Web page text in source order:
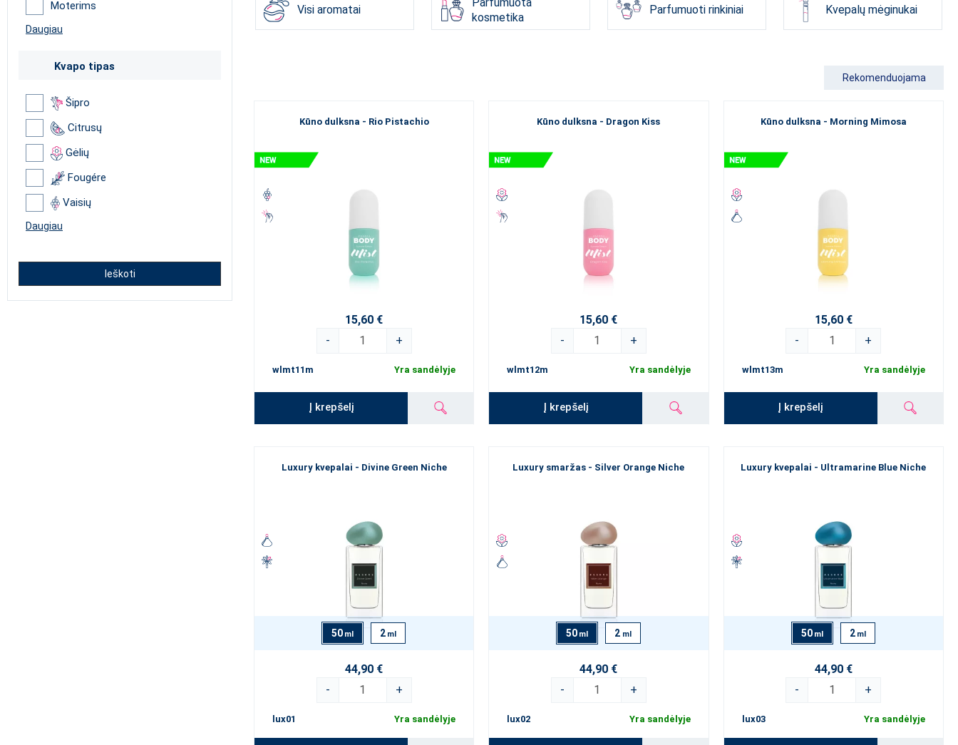
Moterims
Daugiau
Kvapo tipas
Šipro
Citrusų
Gėlių
Fougére
Vaisių
Daugiau
Ieškoti
Trokštate ko nors tikrai išskirtinio, kas peržengtų įprastos parfumerijos ribas? Atraskite mūsų prabangią„Luxury Perfume Collection“seriją, kuri atspindi
mūsų meno viršūnę.
Visi aromatai
kosmetika
Parfumuoti rinkiniai Kvepalų mėginukai
Rekomenduojama
Kūno dulksna - Rio Pistachio
15,60 €
-
+
wlmt11m Yra sandėlyje
Į krepšelį
Kūno dulksna - Dragon Kiss
15,60 €
-
+
wlmt12m Yra sandėlyje
Į krepšelį
Kūno dulksna - Morning Mimosa
15,60 €
-
+
wlmt13m Yra sandėlyje
Į krepšelį
Luxury kvepalai - Divine Green Niche
50 ml 2 ml
44,90 €
-
+
lux01 Yra sandėlyje
Luxury smaržas - Silver Orange Niche
50 ml 2 ml
44,90 €
-
+
lux02 Yra sandėlyje
Luxury kvepalai - Ultramarine Blue Niche
50 ml 2 ml
44,90 €
-
+
lux03 Yra sandėlyje